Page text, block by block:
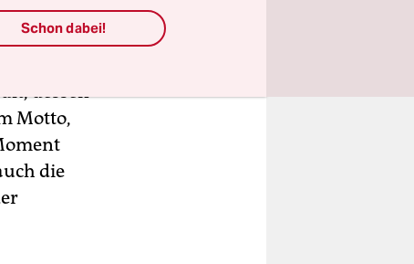
ist
Tiefe
dessen
Motto,
die
Schon dabei!